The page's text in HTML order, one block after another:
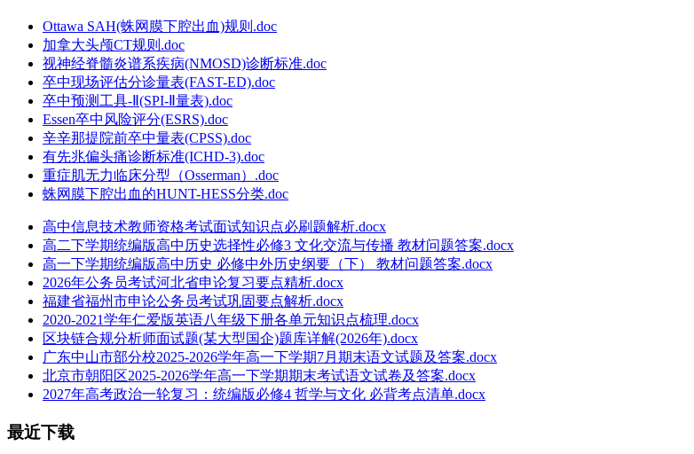
Ottawa SAH(蛛网膜下腔出血)规则.doc
加拿大头颅CT规则.doc
视神经脊髓炎谱系疾病(NMOSD)诊断标准.doc
卒中现场评估分诊量表(FAST-ED).doc
卒中预测工具-Ⅱ(SPI-Ⅱ量表).doc
Essen卒中风险评分(ESRS).doc
辛辛那提院前卒中量表(CPSS).doc
有先兆偏头痛诊断标准(ICHD-3).doc
重症肌无力临床分型（Osserman）.doc
蛛网膜下腔出血的HUNT-HESS分类.doc
高中信息技术教师资格考试面试知识点必刷题解析.docx
高二下学期统编版高中历史选择性必修3 文化交流与传播 教材问题答案.docx
高一下学期统编版高中历史 必修中外历史纲要（下） 教材问题答案.docx
2026年公务员考试河北省申论复习要点精析.docx
福建省福州市申论公务员考试巩固要点解析.docx
2020-2021学年仁爱版英语八年级下册各单元知识点梳理.docx
区块链合规分析师面试题(某大型国企)题库详解(2026年).docx
广东中山市部分校2025-2026学年高一下学期7月期末语文试题及答案.docx
北京市朝阳区2025-2026学年高一下学期期末考试语文试卷及答案.docx
2027年高考政治一轮复习：统编版必修4 哲学与文化 必背考点清单.docx
最近下载